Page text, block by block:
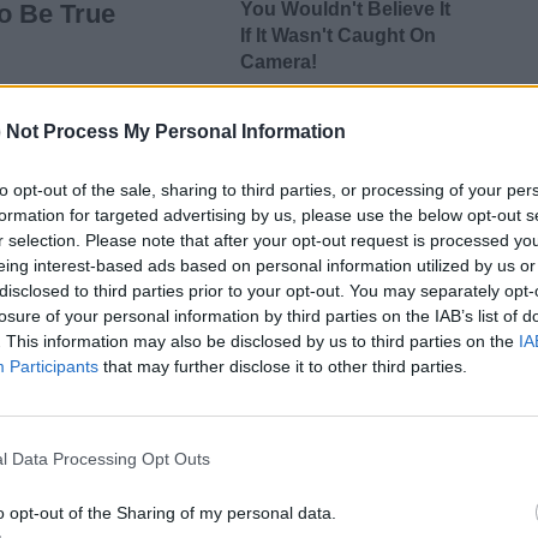
Not Process My Personal Information
opt-out of the sale, sharing to third parties, or processing of your
for targeted advertising by us, please use the below opt-out
selection. Please note that after your opt-out request is processed
interest-based ads based on personal information utilized by us
to third parties prior to your opt-out. You may separately
of your personal information by third parties on the IAB’s list of
This information may also be disclosed by us to third parties on the
Participants that may further disclose it to other third parties.
Data Processing Opt Outs
opt-out of the Sharing of my personal data.
πως η έκφραση αυτού του
περιστατικό καθώς ο κος Ντράγκι
του όσο και σε
που έχει συμμετάσχει
συστηματικά αναφορές στην
δικαιωμάτων και των
σε χώρες με αυταρχικά
Ρωσία αλλά και η Κίνα.